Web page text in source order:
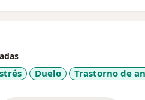
Duelo Trastorno de